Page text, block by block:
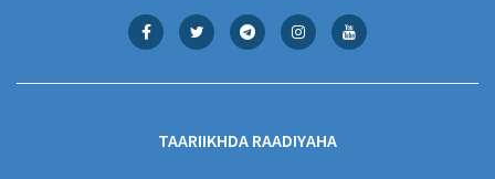
TAARIIKHDA RAADIYAHA